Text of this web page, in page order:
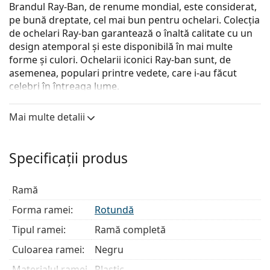
Brandul Ray-Ban, de renume mondial, este considerat,
pe bună dreptate, cel mai bun pentru ochelari. Colecția
de ochelari Ray-ban garantează o înaltă calitate cu un
design atemporal și este disponibilă în mai multe
forme și culori. Ochelarii iconici Ray-ban sunt, de
asemenea, populari printre vedete, care i-au făcut
celebri în întreaga lume.
Ray-Ban 0RX7166 5204sunt ochelari de vedere unisex.
ton de piele rece și cu părul blond deschis, șaten
Ramele rotunde sunt o alegere ideală pentru cei cu
o formă de față pătrată sau ovală.
Rama ochelarilor este realizată din plastic de înaltă
calitate, care oferă o durabilitate ridicată, purtare
confortabilă și un look excepțional.
Ochelarii cu ramă întreagă au cele mai comune
tipuri de rame care constau dintr-o față a ramei și
Mai multe detalii
Specificații produs
Ramă
Forma ramei:
Rotundă
Tipul ramei:
Ramă completă
Culoarea ramei:
Negru